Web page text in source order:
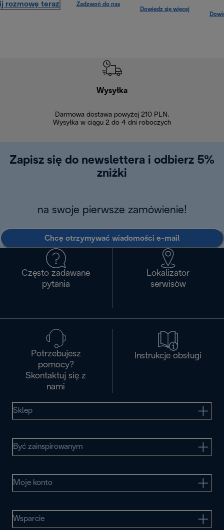
rozmowę teraz Zadzwoń do nas
Dowiedz się więcej
Wysyłka
Darmowa dostawa powyżej 210 PLN.
Wysyłka w ciągu 2 do 4 dni roboczych
Zapisz się do newslettera i odbierz 5%
zniżki
na swoje pierwsze zamówienie!
Chcę otrzymywać wiadomości e-mail
Często zadawane
pytania
Lokalizator
serwisòw
Potrzebujesz
pomocy?
Skontaktuj się z
nami
Instrukcje obsługi
Sklep
Być zainspirowanym
Moje konto
Wsparcie